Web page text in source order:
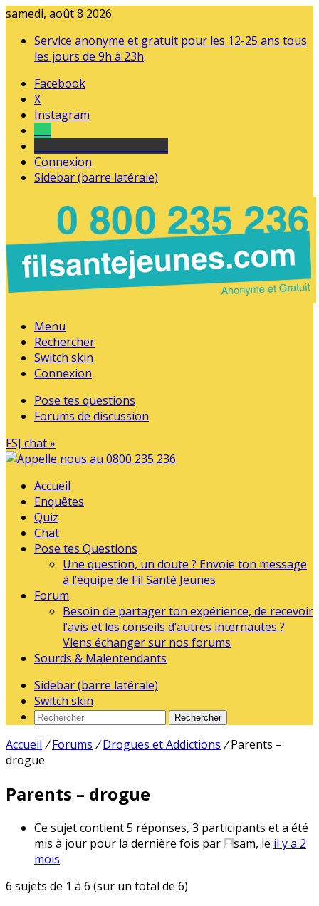
samedi, août 8 2026
Service anonyme et gratuit pour les 12-25 ans tous
les jours de 9h à 23h
Facebook
X
Instagram
Connexion
Sidebar (barre latérale)
Menu
Rechercher
Switch skin
Connexion
Pose tes questions
Forums de discussion
FSJ chat »
Accueil
Enquêtes
Quiz
Chat
Pose tes Questions
Une question, un doute ? Envoie ton message
à l’équipe de Fil Santé Jeunes
Forum
Besoin de partager ton expérience, de recevoir
l’avis et les conseils d’autres internautes ?
Viens échanger sur nos forums
Sourds & Malentendants
Sidebar (barre latérale)
Switch skin
Rechercher
Accueil / Forums / Drogues et Addictions / Parents –
drogue
Parents – drogue
Ce sujet contient 5 réponses, 3 participants et a été
mis à jour pour la dernière fois par
sam, le il y a 2
mois.
6 sujets de 1 à 6 (sur un total de 6)